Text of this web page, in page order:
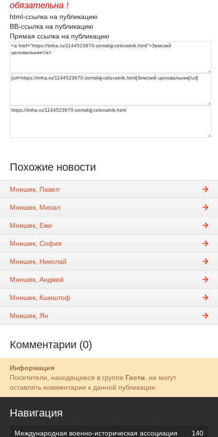
обязательна !
html-ссылка на публикацию
BB-ссылка на публикацию
Прямая ссылка на публикацию
Похожие новости
Мнишек, Павел
Мнишек, Михал
Мнишек, Ежи
Мнишек, София
Мнишек, Николай
Мнишек, Анджей
Мнишек, Кшиштоф
Мнишек, Ян
Комментарии (0)
Информация
Посетители, находящиеся в группе Гости , не могут
оставлять комментарии к данной публикации.
Навигация
Международная военно-историческая ассоциация 140